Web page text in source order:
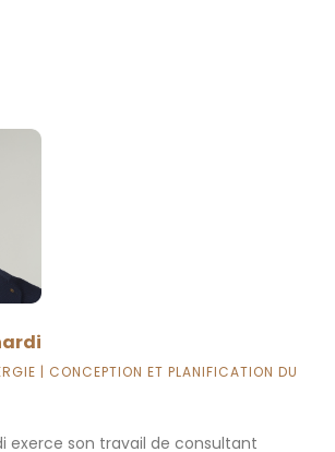
| CONCEPTION ET PLANIFICATION DU
exerce son travail de consultant